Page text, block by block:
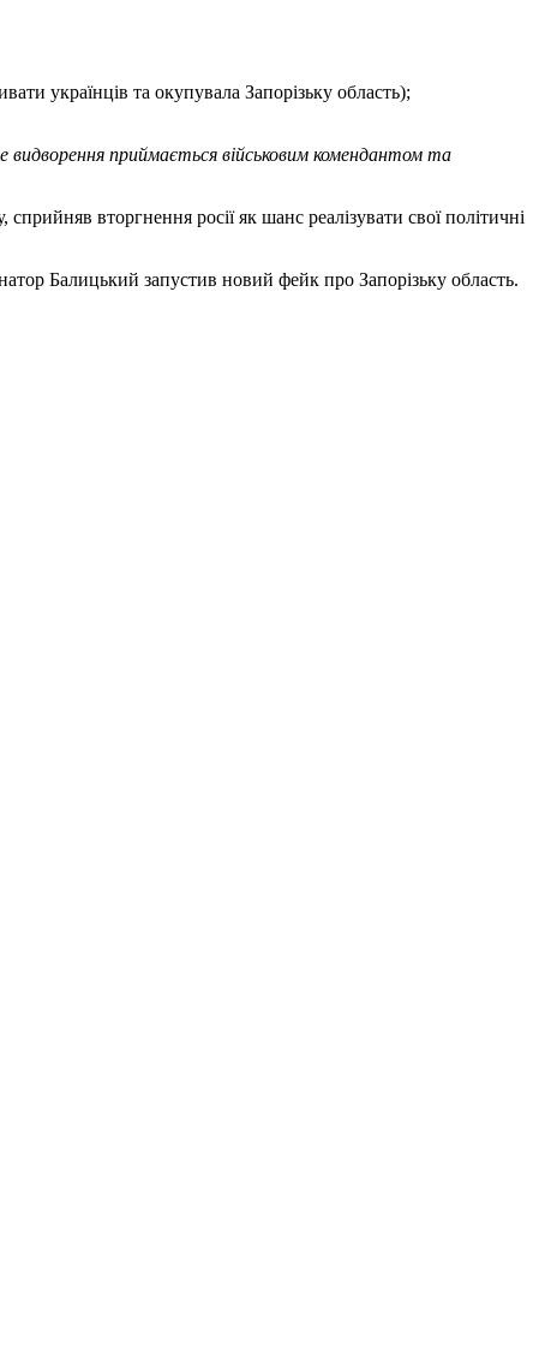
українців та окупувала Запорізьку область);
видворення приймається військовим комендантом та
вторгнення росії як шанс реалізувати свої політичні
Балицький запустив новий фейк про Запорізьку область.